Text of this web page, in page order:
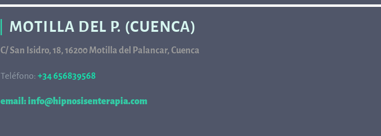
MOTILLA DEL P. (CUENCA)
C/ San Isidro, 18, 16200 Motilla del Palancar, Cuenca
Teléfono: +34 656839568
email: info@hipnosisenterapia.com